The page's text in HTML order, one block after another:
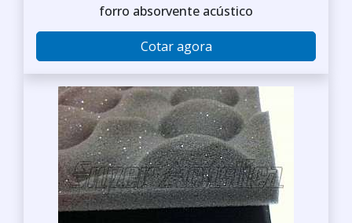
forro absorvente acústico
Cotar agora